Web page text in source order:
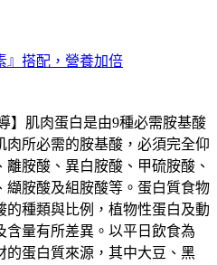
』搭配，營養加倍
】肌肉蛋白是由9種必需胺基酸
所必需的胺基酸，必須完全仰
胺酸、異白胺酸、甲硫胺酸、
纈胺酸及組胺酸等。蛋白質食物
的種類與比例，植物性蛋白及動
量有所差異。以平日飲食為
的蛋白質來源，其中大豆、黑